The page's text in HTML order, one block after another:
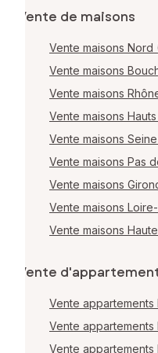
Vente de maisons
Vente maisons Nord
Vente maisons
Vente maisons
Vente maisons
Vente maisons
Vente maisons Pas
Vente maisons
Vente maisons
Vente maisons
Vente
Vente appartements
Vente appartements
Vente appartements